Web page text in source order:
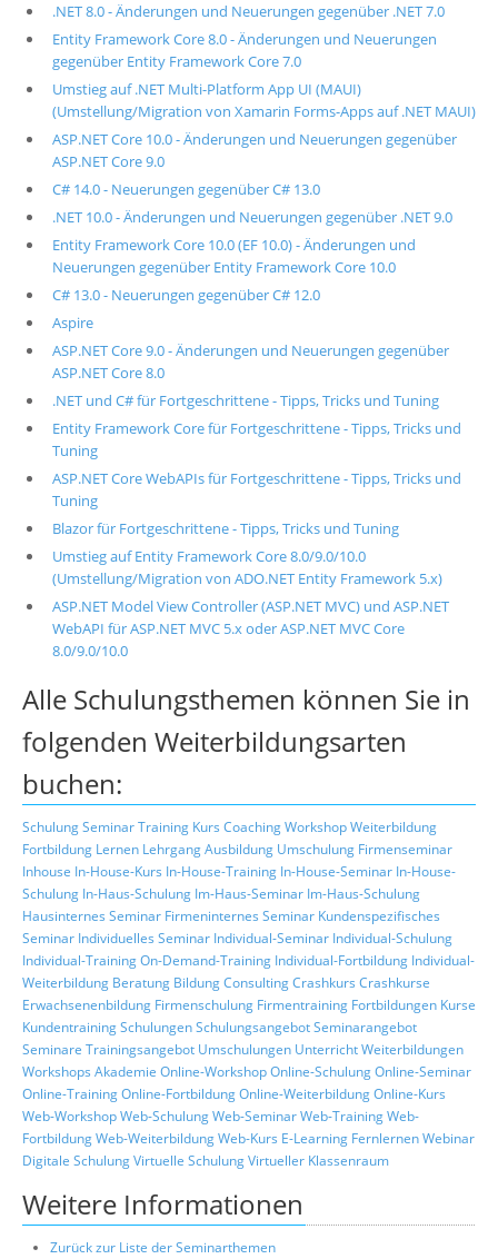
.NET 8.0 - Änderungen und Neuerungen gegenüber .NET 7.0
Entity Framework Core 8.0 - Änderungen und Neuerungen
gegenüber Entity Framework Core 7.0
Umstieg auf .NET Multi-Platform App UI (MAUI)
(Umstellung/Migration von Xamarin Forms-Apps auf .NET MAUI)
ASP.NET Core 10.0 - Änderungen und Neuerungen gegenüber
ASP.NET Core 9.0
C# 14.0 - Neuerungen gegenüber C# 13.0
.NET 10.0 - Änderungen und Neuerungen gegenüber .NET 9.0
Entity Framework Core 10.0 (EF 10.0) - Änderungen und
Neuerungen gegenüber Entity Framework Core 10.0
C# 13.0 - Neuerungen gegenüber C# 12.0
Aspire
ASP.NET Core 9.0 - Änderungen und Neuerungen gegenüber
ASP.NET Core 8.0
.NET und C# für Fortgeschrittene - Tipps, Tricks und Tuning
Entity Framework Core für Fortgeschrittene - Tipps, Tricks und
Tuning
ASP.NET Core WebAPIs für Fortgeschrittene - Tipps, Tricks und
Tuning
Blazor für Fortgeschrittene - Tipps, Tricks und Tuning
Umstieg auf Entity Framework Core 8.0/9.0/10.0
(Umstellung/Migration von ADO.NET Entity Framework 5.x)
ASP.NET Model View Controller (ASP.NET MVC) und ASP.NET
WebAPI für ASP.NET MVC 5.x oder ASP.NET MVC Core
8.0/9.0/10.0
Alle Schulungsthemen können Sie in
folgenden Weiterbildungsarten
buchen:
SchulungSeminarTraining Kurs CoachingWorkshopWeiterbildung
Fortbildung Lernen LehrgangAusbildung Umschulung Firmenseminar
Inhouse In-House-Kurs In-House-Training In-House-Seminar In-House-
Schulung In-Haus-Schulung Im-Haus-Seminar Im-Haus-Schulung
Hausinternes Seminar Firmeninternes Seminar Kundenspezifisches
Seminar Individuelles Seminar Individual-Seminar Individual-Schulung
Individual-TrainingOn-Demand-Training Individual-Fortbildung Individual-
Weiterbildung Beratung BildungConsultingCrashkurs Crashkurse
Erwachsenenbildung Firmenschulung Firmentraining Fortbildungen Kurse
KundentrainingSchulungenSchulungsangebotSeminarangebot
Seminare Trainingsangebot Umschulungen UnterrichtWeiterbildungen
Workshops Akademie Online-WorkshopOnline-SchulungOnline-Seminar
Online-TrainingOnline-FortbildungOnline-WeiterbildungOnline-Kurs
Web-WorkshopWeb-SchulungWeb-SeminarWeb-TrainingWeb-
FortbildungWeb-WeiterbildungWeb-Kurs E-Learning FernlernenWebinar
Digitale SchulungVirtuelle SchulungVirtueller Klassenraum
Weitere Informationen
Zurück zur Liste der Seminarthemen